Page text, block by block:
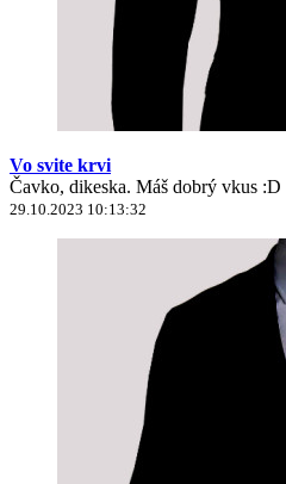
Vo svite krvi
Čavko, dikeska. Máš dobrý vkus :D
29.10.2023 10:13:32